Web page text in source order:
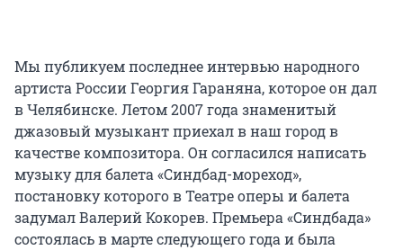
Мы публикуем последнее интервью народного
артиста России Георгия Гараняна, которое он дал
в Челябинске. Летом 2007 года знаменитый
джазовый музыкант приехал в наш город в
качестве композитора. Он согласился написать
музыку для балета «Синдбад-мореход»,
постановку которого в Театре оперы и балета
задумал Валерий Кокорев. Премьера «Синдбада»
состоялась в марте следующего года и была